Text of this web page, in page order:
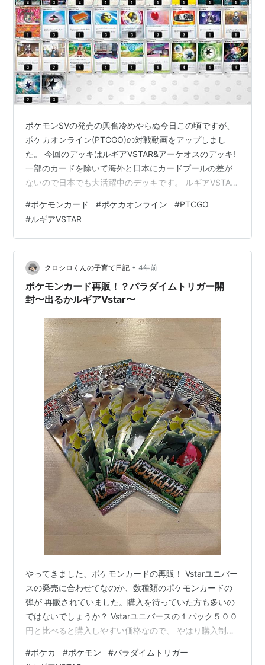
ポケモンSVの発売の興奮冷めやらぬ今日この頃ですが、
ポケカオンライン(PTCGO)の対戦動画をアップしまし
た。 今回のデッキはルギアVSTAR&アーケオスのデッキ!
一部のカードを除いて海外と日本にカードプールの差が
ないので日本でも大活躍中のデッキです。 ルギアVSTAR
でトラッシュから直接場に出せます。 アーケオスは化
石、つまりグッズから進化するのでややサーチが難しい
カードから進化する上2進化ポケモンなので場に出すのが
大変ですが、特殊エネルギーを2枚山札から加速できま
す。そんなポケモンをトラッシュから直接場に出せま
す。 ルギアが無色ポケ…
#ポケモンカード #ポケカオンライン #PTCGO
#ルギアVSTAR
クロシロくんの子育て日記 • 4年前
ポケモンカード再販！？パラダイムトリガー開
封〜出るかルギアVstar〜
やってきました、ポケモンカードの再販！ Vstarユニバー
スの発売に合わせてなのか、数種類のポケモンカードの
弾が 再販されていました。購入を待っていた方も多いの
ではないでしょうか？ Vstarユニバースの１パック５００
円と比べると購入しやすい価格なので、 やはり購入制限
きましょう。 我が家の購入したパック数は合計１０パッ
#ポケカ #ポケモン #パラダイムトリガー